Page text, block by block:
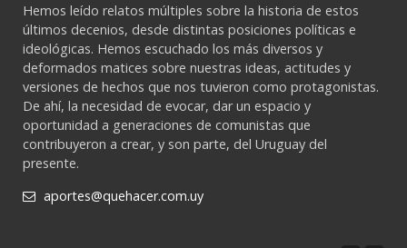
Hemos leído relatos múltiples sobre la historia de estos
últimos decenios, desde distintas posiciones políticas e
ideológicas. Hemos escuchado los más diversos y
deformados matices sobre nuestras ideas, actitudes y
versiones de hechos que nos tuvieron como protagonistas.
De ahí, la necesidad de evocar, dar un espacio y
oportunidad a generaciones de comunistas que
contribuyeron a crear, y son parte, del Uruguay del
presente.
aportes@quehacer.com.uy